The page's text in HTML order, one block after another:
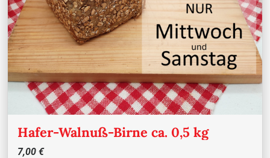
Hafer-Walnuß-Birne ca. 0,5 kg
7,00 €